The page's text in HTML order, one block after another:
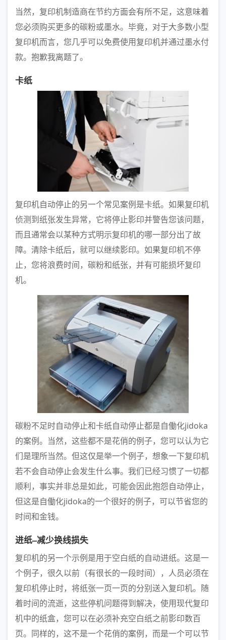
当然，复印机制造商在节约方面会有所不足，这意味着
您必须购买更多的碳粉或墨水。毕竟，对于大多数小型
复印机而言，您几乎可以免费使用复印机并通过墨水付
款。抱歉我离题了。
卡纸
复印机自动停止的另一个常见案例是卡纸。如果复印机
侦测到纸张发生异常，它将停止影印并警告您该问题，
而且通常会以某种方式明示复印机的哪一部分出了故
障。清除卡纸后，就可以继续影印。如果复印机不停
止，您将浪费时间，碳粉和纸张，并有可能损坏复印
机。
碳粉不足时自动停止和卡纸自动停止都是自働化jidoka
的案例。当然，这些都不是花俏的例子，您可以认为它
们是理所当然。但这仅是举一个例子，想象一下复印机
若不会自动停止会发生什么事。我们已经习惯了一切都
顺利，事实并非总是如此，可能会因此抱怨自动停止，
但这是自働化jidoka的一个很好的例子，可以节省您的
时间和金钱。
进纸–减少换线损失
复印机的另一个示例是用于空白纸的自动进纸。这是一
个例子，很久以前（有很长的一段时间），人员必须在
复印机停止时，将纸张一页一页的分别送入复印机。随
着时间的流逝，这些停机问题得到解决，使用现代复印
机中的纸盒，您可以在必须补充空白纸之前影印数百
页。同样的，这不是一个花俏的案例，而是一个可以节